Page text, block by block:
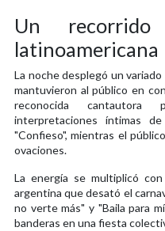
Un
latinoamericana
La noche desplegó un
mantuvieron al público en
reconocida cantautora
interpretaciones íntimas
"Confieso", mientras el
ovaciones.
La energía se multiplicó
argentina que desató el
no verte más" y "Baila para
banderas en una fiesta